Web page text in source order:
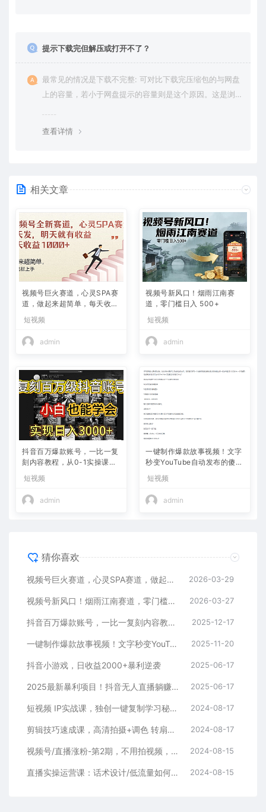
提示下载完但解压或打开不了？
最常见的情况是下载不完整: 可对比下载完压缩包的与网盘
上的容量，若小于网盘提示的容量则是这个原因。这是浏
查看详情
相关文章
视频号巨火赛道，心灵SPA赛
道，做起来超简单，每天收益
800+
短视频
admin
视频号新风口！烟雨江南赛
道，零门槛日入 500+
短视频
admin
抖音百万爆款账号，一比一复
刻内容教程，从0-1实操课，
入10w+
短视频
admin
一键制作爆款故事视频！文字
秒变YouTube自动发布的傻瓜
短视频
admin
猜你喜欢
视频号巨火赛道，心灵SPA赛道，做起来超简单，每天收益800+ 2026-03-29
视频号新风口！烟雨江南赛道，零门槛日入 500+ 2026-03-27
抖音百万爆款账号，一比一复刻内容教程，从0-1实操课，小白也能学会，复制爆款，月入10w+ 2025-12-17
一键制作爆款故事视频！文字秒变YouTube自动发布的傻瓜式教程 2025-11-20
抖音小游戏，日收益2000+暴利逆袭 2025-06-17
2025最新暴利项目！抖音无人直播躺赚攻略！抖音无人直播3.0玩法！0门槛… 2025-06-17
短视频 IP实战课，独创一键复制学习秘籍，转战新领域，月赚五万轻松行 2024-08-17
剪辑技巧速成课，高清拍摄+调色 转扇子，建筑-抠图精通，新手秒变剪辑专家 2024-08-17
视频号/直播涨粉-第2期，不用拍视频，不用卖货，在直播间做菜，就可以搞钱 2024-08-15
直播实操运营课：话术设计/低流量如何提升/话术框架/全场燃爆/非常干货 2024-08-15